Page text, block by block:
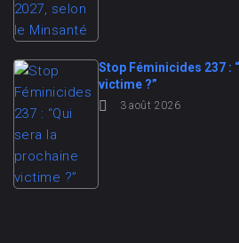
Stop Féminicides 237 :
victime ?”
3 août 2026